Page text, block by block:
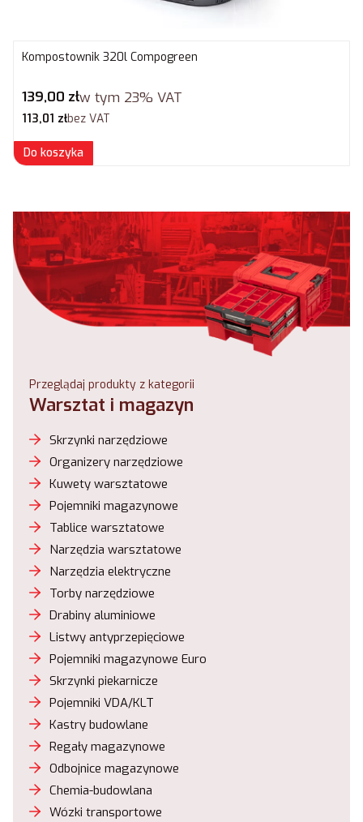
Kompostownik 320l Compogreen
Cena brutto
139,00 złw tym 23% VAT
Cena netto
113,01 złbez VAT
Do koszyka
Przeglądaj produkty z kategorii
Warsztat i magazyn
Skrzynki narzędziowe
Organizery narzędziowe
Kuwety warsztatowe
Pojemniki magazynowe
Tablice warsztatowe
Narzędzia warsztatowe
Narzędzia elektryczne
Torby narzędziowe
Drabiny aluminiowe
Listwy antyprzepięciowe
Pojemniki magazynowe Euro
Skrzynki piekarnicze
Pojemniki VDA/KLT
Kastry budowlane
Regały magazynowe
Odbojnice magazynowe
Chemia-budowlana
Wózki transportowe